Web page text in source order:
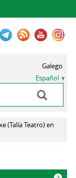
Galego
Español
(Talía Teatro) en
»